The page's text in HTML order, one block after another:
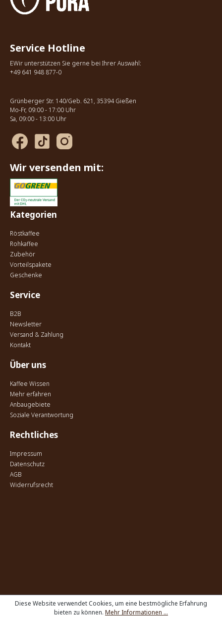
Service Hotline
EWir unterstützen Sie gerne bei Ihrer Auswahl:
+49 641 948 877-0
Grünberger Str. 140/Geb. 621, 35394 Gießen
Mo-Fr, 09:00 - 17:00 Uhr
Sa, 09:00 - 13:00 Uhr
Wir versenden mit:
Kategorien
Röstkaffee
Rohkaffee
Zubehör
Vorteilspakete
Geschenke
Service
B2B
Newsletter
Versand & Zahlung
Kontakt
Über uns
Kaffee Wissen
Mehr erfahren
Anbaugebiete
Soziale Verantwortung
Rechtliches
Impressum
Datenschutz
AGB
Widerrufsrecht
Diese Website verwendet Cookies, um eine bestmögliche Erfahrung
bieten zu können. Mehr Informationen ...